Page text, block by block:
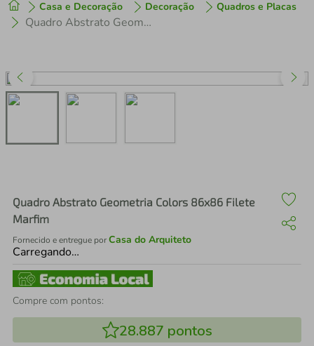
Casa e Decoração Decoração Quadros e Placas
Quadro Abstrato Geometria Colors 86x86 Filete Marfim
Quadro Abstrato Geometria Colors 86x86 Filete
Marfim
Fornecido e entregue porCasa do Arquiteto
Carregando…
Compre com pontos:
28.887 pontos
1º tenis
perfume